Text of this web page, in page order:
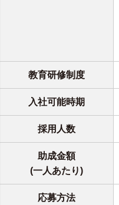
教育研修制度
入社可能時期
採用人数
助成金額
(一人あたり)
応募方法